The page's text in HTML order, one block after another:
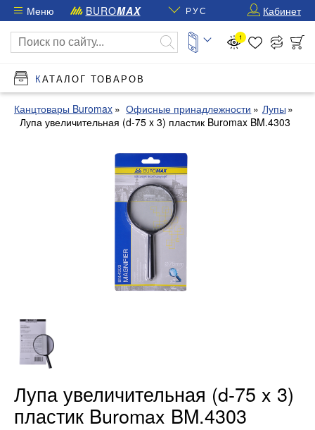
Меню BUROMAX РУС Кабинет
1
КАТАЛОГ ТОВАРОВ
Канцтовары Buromax Офисные принадлежности
Лупы
Лупа увеличительная (d-75 x 3) пластик Buromax BM.4303
Лупа увеличительная (d-75 x 3)
пластик Buromax BM.4303